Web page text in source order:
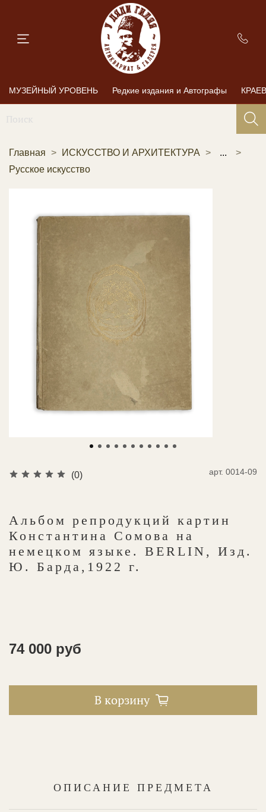
МУЗЕЙНЫЙ УРОВЕНЬ Редкие издания и Автографы
Главная ИСКУССТВО И АРХИТЕКТУРА
...
Русское искусство
(0) арт. 0014-09
Альбом репродукций картин
Константина Сомова на
немецком языке. BERLIN, Изд.
Ю. Барда,1922 г.
74 000 руб
В корзину
ОПИСАНИЕ ПРЕДМЕТА